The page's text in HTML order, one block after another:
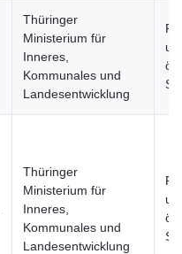
Thüringer
Ministerium für
Inneres,
Kommunales und
Landesentwicklung
Thüringer
Ministerium für
Inneres,
Kommunales und
Landesentwicklung